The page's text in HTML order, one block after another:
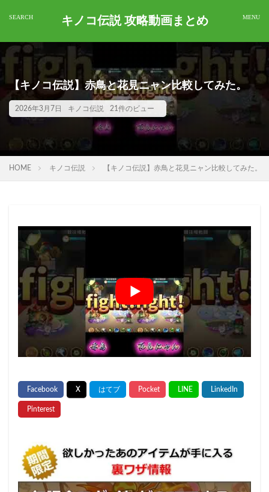
キノコ伝説 攻略動画まとめ
【キノコ伝説】赤鳥と花見ニャン比較してみた。
2026年3月7日 キノコ伝説 21件のビュー
HOME キノコ伝説 【キノコ伝説】赤鳥と花見ニャン比較してみた。